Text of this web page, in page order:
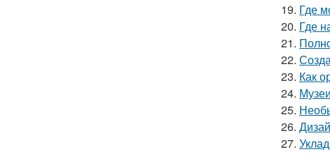
19. Где
20. Где
21.
22.
23. Как
24.
25.
26.
27.